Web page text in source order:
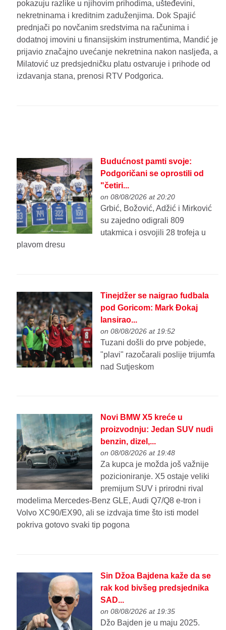
pokazuju razlike u njihovim prihodima, ušteđevini,
nekretninama i kreditnim zaduženjima. Dok Spajić
prednjači po novčanim sredstvima na računima i
dodatnoj imovini u finansijskim instrumentima, Mandić je
prijavio značajno uvećanje nekretnina nakon nasljeđa, a
Milatović uz predsjedničku platu ostvaruje i prihode od
izdavanja stana, prenosi RTV Podgorica.
Budućnost pamti svoje:
Podgoričani se oprostili od
"četiri...
on 08/08/2026 at 20:20
Grbić, Božović, Adžić i Mirković
su zajedno odigrali 809
utakmica i osvojili 28 trofeja u
plavom dresu
Tinejdžer se naigrao fudbala
pod Goricom: Mark Đokaj
lansirao...
on 08/08/2026 at 19:52
Tuzani došli do prve pobjede,
"plavi" razočarali poslije trijumfa
nad Sutjeskom
Novi BMW X5 kreće u
proizvodnju: Jedan SUV nudi
benzin, dizel,...
on 08/08/2026 at 19:48
Za kupca je možda još važnije
pozicioniranje. X5 ostaje veliki
premijum SUV i prirodni rival
modelima Mercedes-Benz GLE, Audi Q7/Q8 e-tron i
Volvo XC90/EX90, ali se izdvaja time što isti model
pokriva gotovo svaki tip pogona
Sin Džoa Bajdena kaže da se
rak kod bivšeg predsjednika
SAD...
on 08/08/2026 at 19:35
Džo Bajden je u maju 2025.